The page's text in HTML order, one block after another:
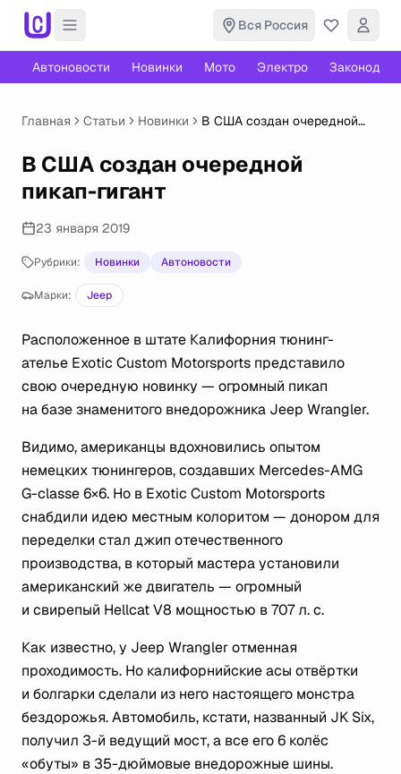
Вся Россия
Автоновости Новинки Мото Электро
Главная Статьи Новинки
В США создан очередной
В США создан очередной
пикап-гигант
23 января 2019
Рубрики: Новинки Автоновости
Марки: Jeep
Расположенное в штате Калифорния тюнинг-
ателье Exotic Custom Motorsports представило
свою очередную новинку — огромный пикап
на базе знаменитого внедорожника Jeep Wrangler.
Видимо, американцы вдохновились опытом
немецких тюнингеров, создавших Mercedes-AMG
G-classe 6×6. Но в Exotic Custom Motorsports
снабдили идею местным колоритом — донором для
переделки стал джип отечественного
производства, в который мастера установили
американский же двигатель — огромный
и свирепый Hellcat V8 мощностью в 707 л. с.
Как известно, у Jeep Wrangler отменная
проходимость. Но калифорнийские асы отвёртки
и болгарки сделали из него настоящего монстра
бездорожья. Автомобиль, кстати, названный JK Six,
получил 3-й ведущий мост, а все его 6 колёс
«обуты» в 35-дюймовые внедорожные шины.